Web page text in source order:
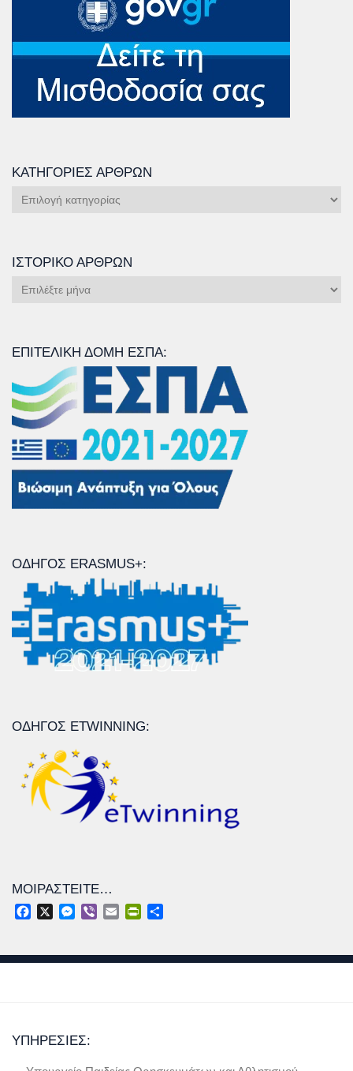
ΚΑΤΗΓΟΡΊΕΣ ΆΡΘΡΩΝ
Κατηγορίες
ΙΣΤΟΡΙΚΌ ΆΡΘΡΩΝ
Ιστορικό
ΕΠΙΤΕΛΙΚΉ ΔΟΜΉ ΕΣΠΑ:
ΟΔΗΓΌΣ ERASMUS+:
ΟΔΗΓΌΣ ETWINNING:
ΜΟΙΡΑΣΤΕΊΤΕ…
FacebookMessenger
Viber EmailPrintFriendly
ΥΠΗΡΕΣΊΕΣ: